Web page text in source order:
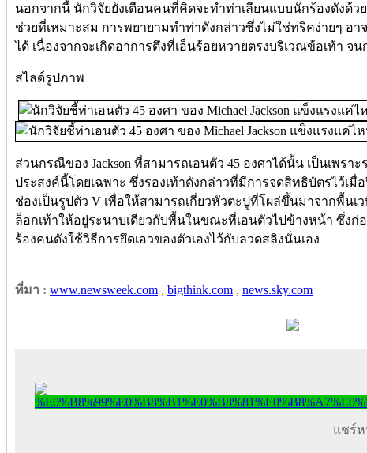
นอกจากนี้ นักวิจัยยังเตือนคนที่คิดจะทำท่าเลียนแบบนักร้องดังด้
ช่วยที่เหมาะสม การพยายามทำท่าดังกล่าวซึ่งไม่ใช่ทริคง่ายๆ อา
ได้ เนื่องจากจะเกิดอาการตึงที่เอ็นร้อยหวายตรงบริเวณข้อเท้า จ
สไลด์รูปภาพ
ส่วนกรณีของ Jackson ที่สามารถเอนตัว 45 องศาได้นั้น เป็นเพรา
ประสงค์นี้โดยเฉพาะ ซึ่งรองเท้าดังกล่าวที่มีการจดสิทธิบัตรไว้เมื่
ช่องเป็นรูปตัว V เพื่อให้สามารถเกี่ยวหัวตะปูที่โผล่ขึ้นมาจากพื้นเ
ล็อกเท้าให้อยู่ระนาบเดียวกับพื้นในขณะที่เอนตัวไปข้างหน้า ซึ่ง
ร้องคนดังใช้วิธีการยึดเอวของตัวเองไว้กับลวดสลิงนั่นเอง
ที่มา : www.newsweek.com , bigthink.com , news.sky.com
แชร์ห